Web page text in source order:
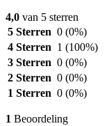
4,0 van 5 sterren
5 Sterren 0 (0%)
4 Sterren 1 (100%)
3 Sterren 0 (0%)
2 Sterren 0 (0%)
1 Sterren 0 (0%)
1 Beoordeling